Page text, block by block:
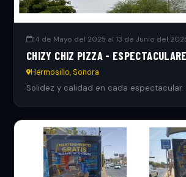
14 de Mayo del 2025 al 13 de Junio del
CHIZY CHIZ PIZZA -
Hermosillo, Sonora
Solidez y calidad en cada espectacular.